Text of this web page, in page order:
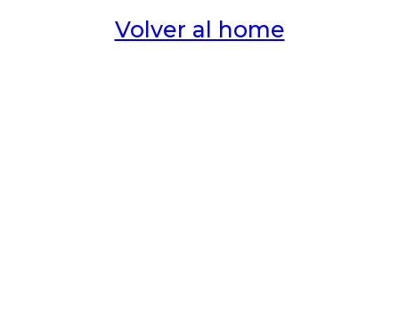
Volver al home